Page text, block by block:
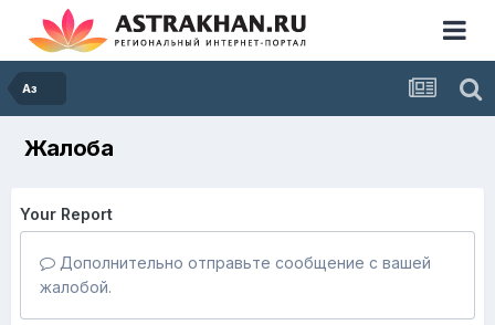
Аз
Жалоба
Your Report
Дополнительно отправьте сообщение с вашей
жалобой.